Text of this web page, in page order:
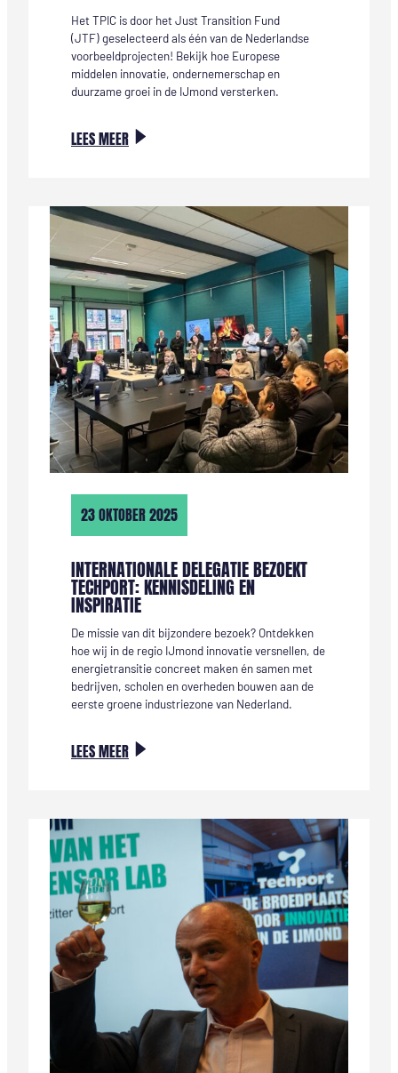
Het TPIC is door het Just Transition Fund
(JTF) geselecteerd als één van de Nederlandse
voorbeeldprojecten! Bekijk hoe Europese
middelen innovatie, ondernemerschap en
duurzame groei in de IJmond versterken.
LEES MEER:
MOMENT:
HET
INNOVATION
CENTRE
IN
DE
LANDELIJKE
JTF
VIDEO
23 OKTOBER 2025
INTERNATIONALE DELEGATIE BEZOEKT
TECHPORT: KENNISDELING EN
INSPIRATIE
De missie van dit bijzondere bezoek? Ontdekken
hoe wij in de regio IJmond innovatie versnellen, de
energietransitie concreet maken én samen met
bedrijven, scholen en overheden bouwen aan de
eerste groene industriezone van Nederland.
LEES MEER:
BEZOEKT
TECHPORT:
KENNISDELING
EN